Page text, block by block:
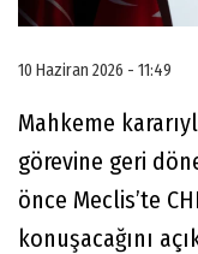
10 Haziran 2026 - 11:49
Mahkeme
görevine geri
önce Meclis’te
konuşacağını